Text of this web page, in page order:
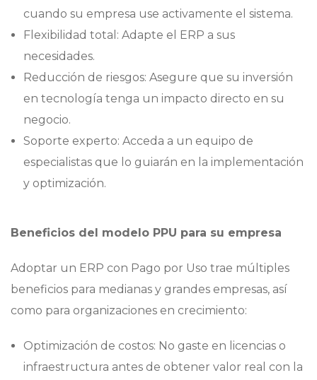
cuando su empresa use activamente el sistema.
Flexibilidad total: Adapte el ERP a sus
necesidades.
Reducción de riesgos: Asegure que su inversión
en tecnología tenga un impacto directo en su
negocio.
Soporte experto: Acceda a un equipo de
especialistas que lo guiarán en la implementación
y optimización.
Beneficios del modelo PPU para su empresa
Adoptar un ERP con Pago por Uso trae múltiples
beneficios para medianas y grandes empresas, así
como para organizaciones en crecimiento:
Optimización de costos: No gaste en licencias o
infraestructura antes de obtener valor real con la